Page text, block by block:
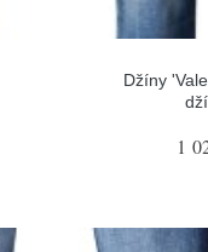
Džíny
1